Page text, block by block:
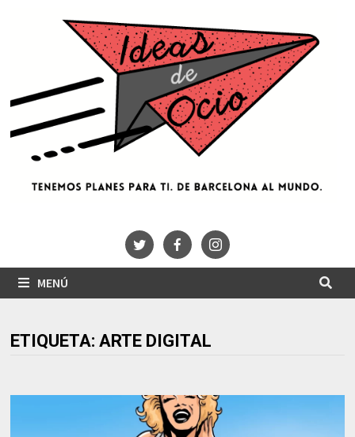
MENÚ
ETIQUETA: ARTE DIGITAL